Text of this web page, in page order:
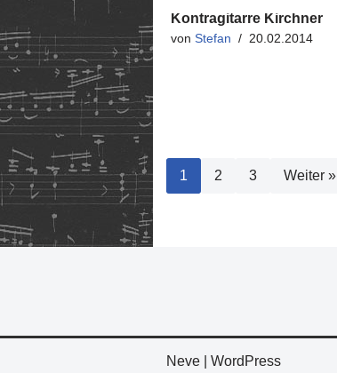
Kontragitarre Kirchner
von Stefan 20.02.2014
1 2 3 Weiter »
Neve WordPress